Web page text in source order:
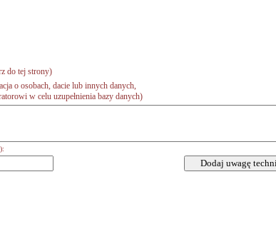
do tej strony)
o osobach, dacie lub innych danych,
w celu uzupełnienia bazy danych)